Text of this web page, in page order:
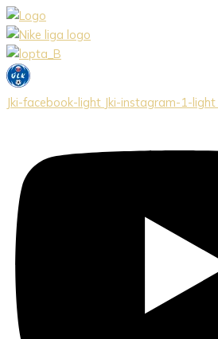
Preskočiť
na
obsah
Jki-facebook-light Jki-instagram-1-light